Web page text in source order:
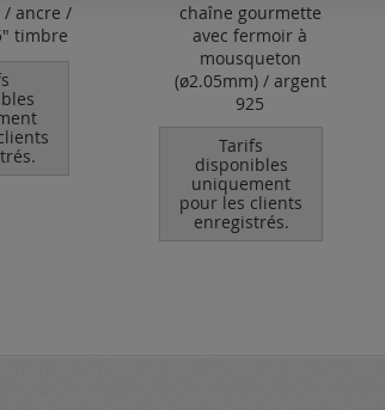
ancre /
timbre
chaîne gourmette
avec fermoir à
mousqueton
(ø2.05mm) / argent
925
Tarifs
disponibles
uniquement
pour les clients
enregistrés.